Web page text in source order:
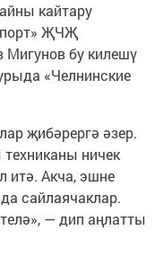
кайтару
ҖЧҖ
бу килешү
«Челнинские
җибәрергә әзер.
ничек
итә. Акча, эшне
сайлаячаклар.
— дип аңлатты